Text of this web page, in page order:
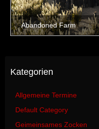
Kategorien
Allgemeine Termine
Default Category
Geimeinsames Zocken